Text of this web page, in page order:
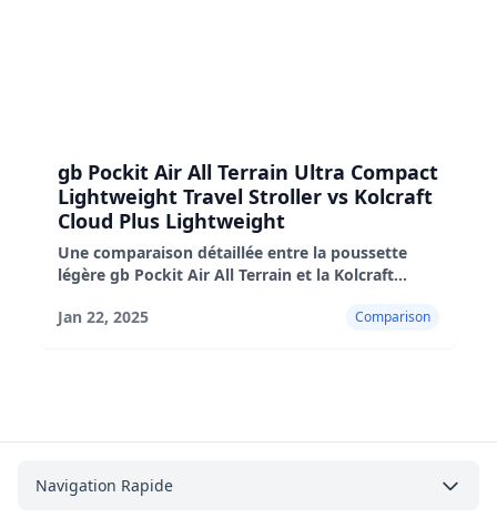
gb Pockit Air All Terrain Ultra Compact
Lightweight Travel Stroller vs Kolcraft
Cloud Plus Lightweight
Une comparaison détaillée entre la poussette
légère gb Pockit Air All Terrain et la Kolcraft
leurs inconvénients et leur adéquation.
Jan 22, 2025 Comparison
L40 Ultra : Une comparaison
Navigation Rapide